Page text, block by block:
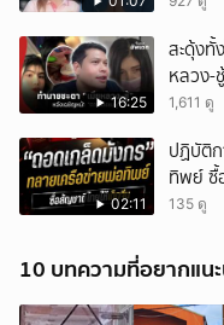
16:25
สะดุ้งทั้
หลวง-
ประเทศ
1,611 ดู
02:11
ปฏิบัติ
ทิพย์ ซื้
135 ดู
10 บทความที่อยากแน